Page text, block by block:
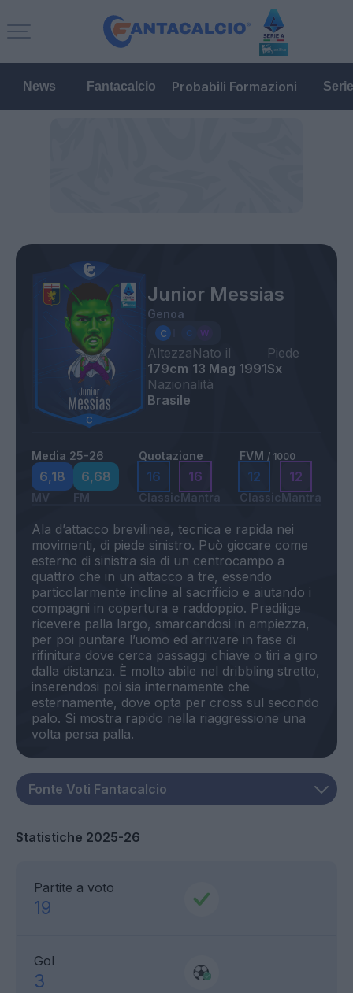
News Fantacalcio Probabili Formazioni
Junior Messias
Genoa
Altezza
179cm
Nato il
13 Mag 1991
Piede
Sx
Nazionalità
Brasile
Media 25-26
6,18
MV
6,68
FM
Quotazione
16
Classic
16
Mantra
FVM / 1000
12
Classic
12
Mantra
Ala d’attacco brevilinea, tecnica e rapida nei
movimenti, di piede sinistro. Può giocare come
esterno di sinistra sia di un centrocampo a
quattro che in un attacco a tre, essendo
particolarmente incline al sacrificio e aiutando i
compagni in copertura e raddoppio. Predilige
ricevere palla largo, smarcandosi in ampiezza,
per poi puntare l’uomo ed arrivare in fase di
rifinitura dove cerca passaggi chiave o tiri a giro
dalla distanza. È molto abile nel dribbling stretto,
inserendosi poi sia internamente che
esternamente, dove opta per cross sul secondo
palo. Si mostra rapido nella riaggressione una
Statistiche 2025-26
Partite a voto
19
Gol
3